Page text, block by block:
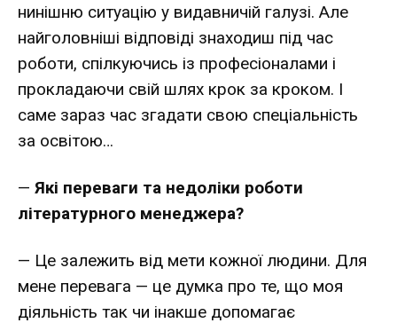
нинішню ситуацію у видавничій галузі. Але
найголовніші відповіді знаходиш під час
роботи, спілкуючись із професіоналами і
прокладаючи свій шлях крок за кроком. І
саме зараз час згадати свою спеціальність
за освітою…
— Які переваги та недоліки роботи
літературного менеджера?
— Це залежить від мети кожної людини. Для
мене перевага — це думка про те, що моя
діяльність так чи інакше допомагає